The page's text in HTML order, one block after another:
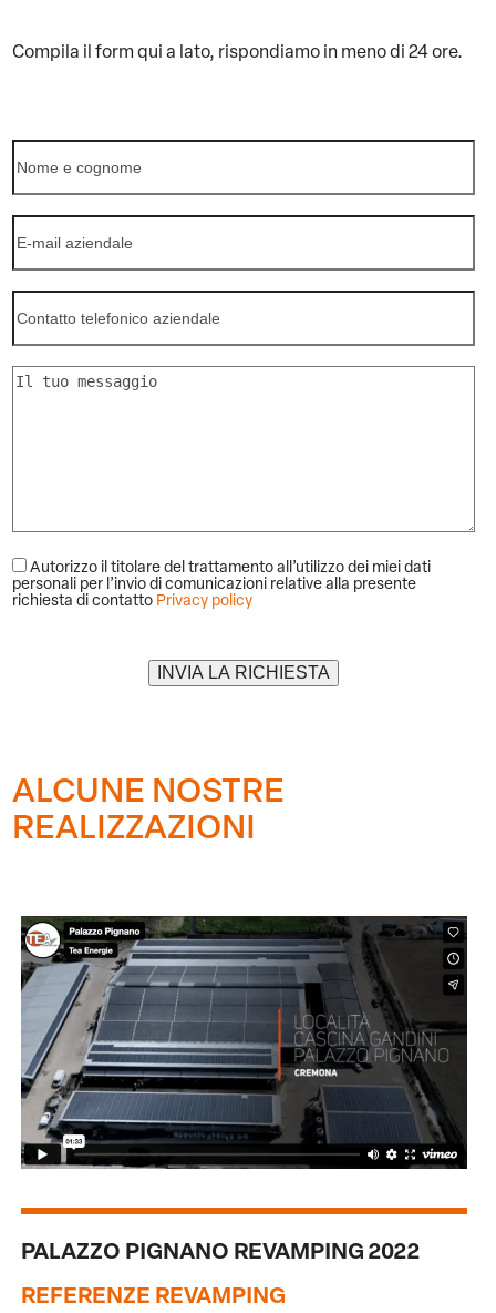
Compila il form qui a lato, rispondiamo in meno di 24 ore.
Autorizzo il titolare del trattamento all’utilizzo dei miei dati
personali per l’invio di comunicazioni relative alla presente
richiesta di contatto Privacy policy
ALCUNE NOSTRE
REALIZZAZIONI
PALAZZO PIGNANO REVAMPING 2022
REFERENZE REVAMPING